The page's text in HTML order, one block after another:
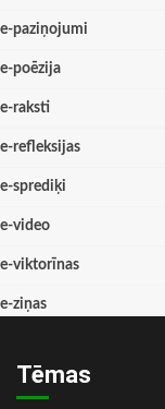
e-paziņojumi
e-poēzija
e-raksti
e-refleksijas
e-sprediķi
e-video
e-viktorīnas
e-ziņas
Tēmas